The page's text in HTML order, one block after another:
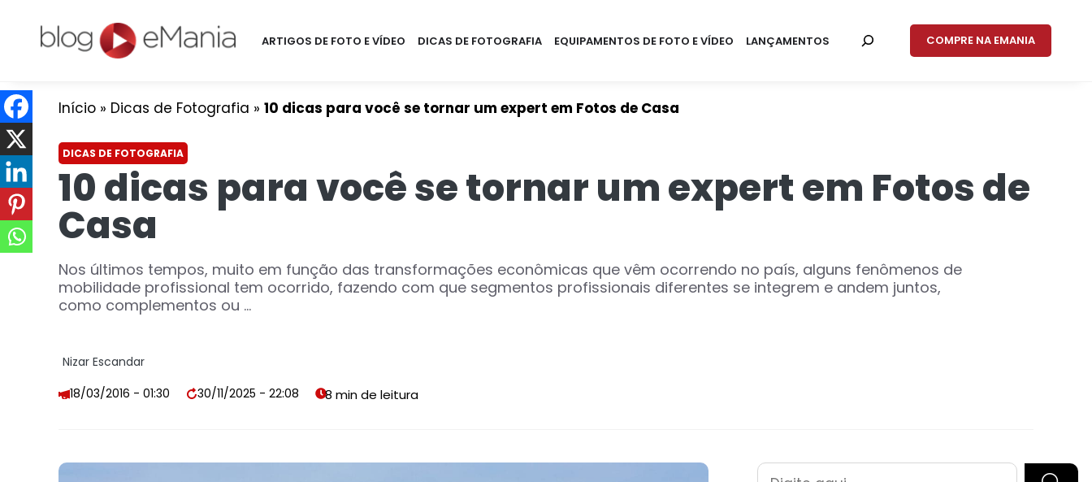
ARTIGOS DE FOTO E VÍDEO DICAS DE FOTOGRAFIA EQUIPAMENTOS DE FOTO E VÍDEO LANÇAMENTOS COMPRE NA EMANIA
Início » Dicas de Fotografia » 10 dicas para você se tornar um expert em Fotos de Casa
DICAS DE FOTOGRAFIA
10 dicas para você se tornar um expert em Fotos de
Casa
Nos últimos tempos, muito em função das transformações econômicas que vêm ocorrendo no país, alguns fenômenos de
mobilidade profissional tem ocorrido, fazendo com que segmentos profissionais diferentes se integrem e andem juntos,
como complementos ou ...
Nizar Escandar
18/03/2016 - 01:30
30/11/2025 - 22:08
Pesquisar